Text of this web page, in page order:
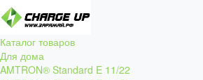
Каталог товаров
Для дома
AMTRON® Standard E 11/22